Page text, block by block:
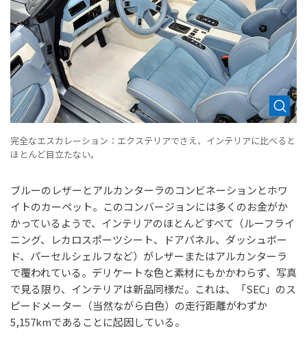
完全なエスカレーション：エクステリアでさえ、インテリアに比べると
ほとんど目立たない。
ブルーのレザーとアルカンターラのコンビネーションとホワ
イトのカーペット。このコンバージョンには多くのお金がか
かっているようで、インテリアのほとんどすべて（ルーフライ
ニング、レカロスポーツシート、ドアパネル、ダッシュボー
ド、パーセルシェルフなど）がレザーまたはアルカンターラ
で覆われている。デリケートな色と素材にもかかわらず、写真
で見る限り、インテリアは新品同様だ。これは、「SEC」のス
ピードメーター（当然ながら白色）の走行距離がわずか
5,157kmであることに起因している。